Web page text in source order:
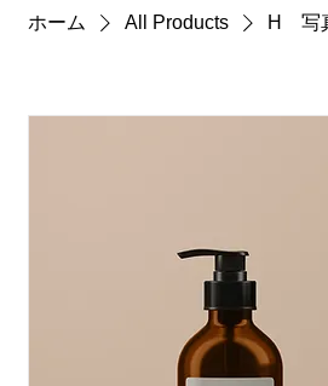
ホーム All Products H 写